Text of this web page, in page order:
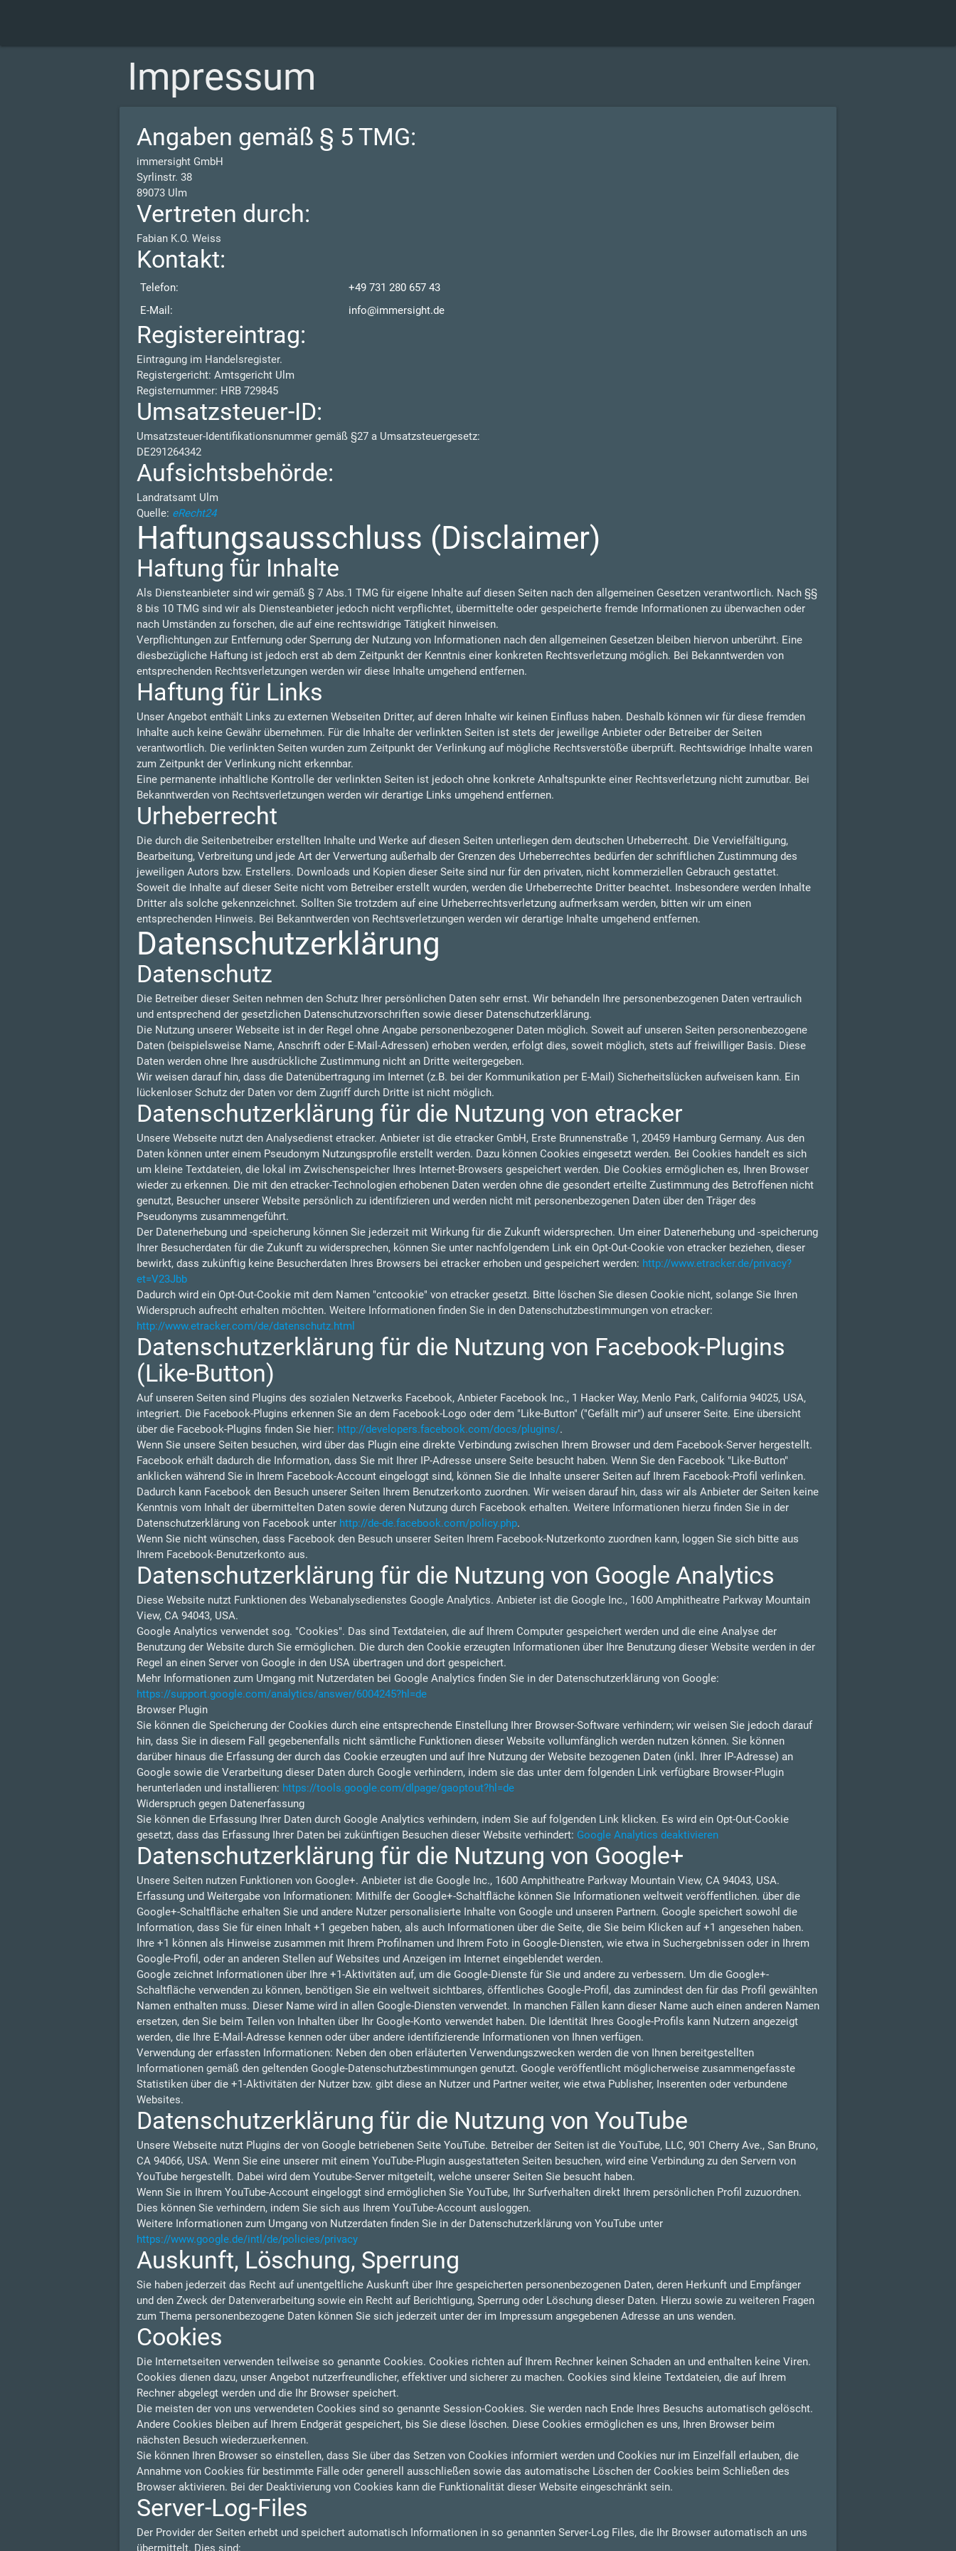
Impressum
Angaben gemäß § 5 TMG:
immersight GmbH
Syrlinstr. 38
89073 Ulm
Vertreten durch:
Fabian K.O. Weiss
Kontakt:
Telefon:
+49 731 280 657 43
E-Mail:
info@immersight.de
Registereintrag:
Eintragung im Handelsregister.
Registergericht: Amtsgericht Ulm
Registernummer: HRB 729845
Umsatzsteuer-ID:
Umsatzsteuer-Identifikationsnummer gemäß §27 a Umsatzsteuergesetz:
DE291264342
Aufsichtsbehörde:
Landratsamt Ulm
Quelle: eRecht24
Haftungsausschluss (Disclaimer)
Haftung für Inhalte
Als Diensteanbieter sind wir gemäß § 7 Abs.1 TMG für eigene Inhalte auf diesen Seiten nach den allgemeinen Gesetzen verantwortlich. Nach §§
8 bis 10 TMG sind wir als Diensteanbieter jedoch nicht verpflichtet, übermittelte oder gespeicherte fremde Informationen zu überwachen oder
nach Umständen zu forschen, die auf eine rechtswidrige Tätigkeit hinweisen.
Verpflichtungen zur Entfernung oder Sperrung der Nutzung von Informationen nach den allgemeinen Gesetzen bleiben hiervon unberührt. Eine
diesbezügliche Haftung ist jedoch erst ab dem Zeitpunkt der Kenntnis einer konkreten Rechtsverletzung möglich. Bei Bekanntwerden von
entsprechenden Rechtsverletzungen werden wir diese Inhalte umgehend entfernen.
Haftung für Links
Unser Angebot enthält Links zu externen Webseiten Dritter, auf deren Inhalte wir keinen Einfluss haben. Deshalb können wir für diese fremden
Inhalte auch keine Gewähr übernehmen. Für die Inhalte der verlinkten Seiten ist stets der jeweilige Anbieter oder Betreiber der Seiten
verantwortlich. Die verlinkten Seiten wurden zum Zeitpunkt der Verlinkung auf mögliche Rechtsverstöße überprüft. Rechtswidrige Inhalte waren
zum Zeitpunkt der Verlinkung nicht erkennbar.
Eine permanente inhaltliche Kontrolle der verlinkten Seiten ist jedoch ohne konkrete Anhaltspunkte einer Rechtsverletzung nicht zumutbar. Bei
Bekanntwerden von Rechtsverletzungen werden wir derartige Links umgehend entfernen.
Urheberrecht
Die durch die Seitenbetreiber erstellten Inhalte und Werke auf diesen Seiten unterliegen dem deutschen Urheberrecht. Die Vervielfältigung,
Bearbeitung, Verbreitung und jede Art der Verwertung außerhalb der Grenzen des Urheberrechtes bedürfen der schriftlichen Zustimmung des
jeweiligen Autors bzw. Erstellers. Downloads und Kopien dieser Seite sind nur für den privaten, nicht kommerziellen Gebrauch gestattet.
Soweit die Inhalte auf dieser Seite nicht vom Betreiber erstellt wurden, werden die Urheberrechte Dritter beachtet. Insbesondere werden Inhalte
Dritter als solche gekennzeichnet. Sollten Sie trotzdem auf eine Urheberrechtsverletzung aufmerksam werden, bitten wir um einen
entsprechenden Hinweis. Bei Bekanntwerden von Rechtsverletzungen werden wir derartige Inhalte umgehend entfernen.
Datenschutzerklärung
Datenschutz
Die Betreiber dieser Seiten nehmen den Schutz Ihrer persönlichen Daten sehr ernst. Wir behandeln Ihre personenbezogenen Daten vertraulich
und entsprechend der gesetzlichen Datenschutzvorschriften sowie dieser Datenschutzerklärung.
Die Nutzung unserer Webseite ist in der Regel ohne Angabe personenbezogener Daten möglich. Soweit auf unseren Seiten personenbezogene
Daten (beispielsweise Name, Anschrift oder E-Mail-Adressen) erhoben werden, erfolgt dies, soweit möglich, stets auf freiwilliger Basis. Diese
Daten werden ohne Ihre ausdrückliche Zustimmung nicht an Dritte weitergegeben.
Wir weisen darauf hin, dass die Datenübertragung im Internet (z.B. bei der Kommunikation per E-Mail) Sicherheitslücken aufweisen kann. Ein
lückenloser Schutz der Daten vor dem Zugriff durch Dritte ist nicht möglich.
Datenschutzerklärung für die Nutzung von etracker
Unsere Webseite nutzt den Analysedienst etracker. Anbieter ist die etracker GmbH, Erste Brunnenstraße 1, 20459 Hamburg Germany. Aus den
Daten können unter einem Pseudonym Nutzungsprofile erstellt werden. Dazu können Cookies eingesetzt werden. Bei Cookies handelt es sich
um kleine Textdateien, die lokal im Zwischenspeicher Ihres Internet-Browsers gespeichert werden. Die Cookies ermöglichen es, Ihren Browser
wieder zu erkennen. Die mit den etracker-Technologien erhobenen Daten werden ohne die gesondert erteilte Zustimmung des Betroffenen nicht
genutzt, Besucher unserer Website persönlich zu identifizieren und werden nicht mit personenbezogenen Daten über den Träger des
Pseudonyms zusammengeführt.
Der Datenerhebung und -speicherung können Sie jederzeit mit Wirkung für die Zukunft widersprechen. Um einer Datenerhebung und -speicherung
Ihrer Besucherdaten für die Zukunft zu widersprechen, können Sie unter nachfolgendem Link ein Opt-Out-Cookie von etracker beziehen, dieser
bewirkt, dass zukünftig keine Besucherdaten Ihres Browsers bei etracker erhoben und gespeichert werden: http://www.etracker.de/privacy?
et=V23Jbb
Dadurch wird ein Opt-Out-Cookie mit dem Namen "cntcookie" von etracker gesetzt. Bitte löschen Sie diesen Cookie nicht, solange Sie Ihren
Widerspruch aufrecht erhalten möchten. Weitere Informationen finden Sie in den Datenschutzbestimmungen von etracker:
http://www.etracker.com/de/datenschutz.html
Datenschutzerklärung für die Nutzung von Facebook-Plugins
(Like-Button)
Auf unseren Seiten sind Plugins des sozialen Netzwerks Facebook, Anbieter Facebook Inc., 1 Hacker Way, Menlo Park, California 94025, USA,
integriert. Die Facebook-Plugins erkennen Sie an dem Facebook-Logo oder dem "Like-Button" ("Gefällt mir") auf unserer Seite. Eine übersicht
über die Facebook-Plugins finden Sie hier: http://developers.facebook.com/docs/plugins/.
Wenn Sie unsere Seiten besuchen, wird über das Plugin eine direkte Verbindung zwischen Ihrem Browser und dem Facebook-Server hergestellt.
Facebook erhält dadurch die Information, dass Sie mit Ihrer IP-Adresse unsere Seite besucht haben. Wenn Sie den Facebook "Like-Button"
anklicken während Sie in Ihrem Facebook-Account eingeloggt sind, können Sie die Inhalte unserer Seiten auf Ihrem Facebook-Profil verlinken.
Dadurch kann Facebook den Besuch unserer Seiten Ihrem Benutzerkonto zuordnen. Wir weisen darauf hin, dass wir als Anbieter der Seiten keine
Kenntnis vom Inhalt der übermittelten Daten sowie deren Nutzung durch Facebook erhalten. Weitere Informationen hierzu finden Sie in der
Datenschutzerklärung von Facebook unter http://de-de.facebook.com/policy.php.
Wenn Sie nicht wünschen, dass Facebook den Besuch unserer Seiten Ihrem Facebook-Nutzerkonto zuordnen kann, loggen Sie sich bitte aus
Ihrem Facebook-Benutzerkonto aus.
Datenschutzerklärung für die Nutzung von Google Analytics
Diese Website nutzt Funktionen des Webanalysedienstes Google Analytics. Anbieter ist die Google Inc., 1600 Amphitheatre Parkway Mountain
View, CA 94043, USA.
Google Analytics verwendet sog. "Cookies". Das sind Textdateien, die auf Ihrem Computer gespeichert werden und die eine Analyse der
Benutzung der Website durch Sie ermöglichen. Die durch den Cookie erzeugten Informationen über Ihre Benutzung dieser Website werden in der
Regel an einen Server von Google in den USA übertragen und dort gespeichert.
Mehr Informationen zum Umgang mit Nutzerdaten bei Google Analytics finden Sie in der Datenschutzerklärung von Google:
https://support.google.com/analytics/answer/6004245?hl=de
Browser Plugin
Sie können die Speicherung der Cookies durch eine entsprechende Einstellung Ihrer Browser-Software verhindern; wir weisen Sie jedoch darauf
hin, dass Sie in diesem Fall gegebenenfalls nicht sämtliche Funktionen dieser Website vollumfänglich werden nutzen können. Sie können
darüber hinaus die Erfassung der durch das Cookie erzeugten und auf Ihre Nutzung der Website bezogenen Daten (inkl. Ihrer IP-Adresse) an
Google sowie die Verarbeitung dieser Daten durch Google verhindern, indem sie das unter dem folgenden Link verfügbare Browser-Plugin
herunterladen und installieren: https://tools.google.com/dlpage/gaoptout?hl=de
Widerspruch gegen Datenerfassung
Sie können die Erfassung Ihrer Daten durch Google Analytics verhindern, indem Sie auf folgenden Link klicken. Es wird ein Opt-Out-Cookie
gesetzt, dass das Erfassung Ihrer Daten bei zukünftigen Besuchen dieser Website verhindert: Google Analytics deaktivieren
Datenschutzerklärung für die Nutzung von Google+
Unsere Seiten nutzen Funktionen von Google+. Anbieter ist die Google Inc., 1600 Amphitheatre Parkway Mountain View, CA 94043, USA.
Erfassung und Weitergabe von Informationen: Mithilfe der Google+-Schaltfläche können Sie Informationen weltweit veröffentlichen. über die
Google+-Schaltfläche erhalten Sie und andere Nutzer personalisierte Inhalte von Google und unseren Partnern. Google speichert sowohl die
Information, dass Sie für einen Inhalt +1 gegeben haben, als auch Informationen über die Seite, die Sie beim Klicken auf +1 angesehen haben.
Ihre +1 können als Hinweise zusammen mit Ihrem Profilnamen und Ihrem Foto in Google-Diensten, wie etwa in Suchergebnissen oder in Ihrem
Google-Profil, oder an anderen Stellen auf Websites und Anzeigen im Internet eingeblendet werden.
Google zeichnet Informationen über Ihre +1-Aktivitäten auf, um die Google-Dienste für Sie und andere zu verbessern. Um die Google+-
Schaltfläche verwenden zu können, benötigen Sie ein weltweit sichtbares, öffentliches Google-Profil, das zumindest den für das Profil gewählten
Namen enthalten muss. Dieser Name wird in allen Google-Diensten verwendet. In manchen Fällen kann dieser Name auch einen anderen Namen
ersetzen, den Sie beim Teilen von Inhalten über Ihr Google-Konto verwendet haben. Die Identität Ihres Google-Profils kann Nutzern angezeigt
werden, die Ihre E-Mail-Adresse kennen oder über andere identifizierende Informationen von Ihnen verfügen.
Verwendung der erfassten Informationen: Neben den oben erläuterten Verwendungszwecken werden die von Ihnen bereitgestellten
Informationen gemäß den geltenden Google-Datenschutzbestimmungen genutzt. Google veröffentlicht möglicherweise zusammengefasste
Statistiken über die +1-Aktivitäten der Nutzer bzw. gibt diese an Nutzer und Partner weiter, wie etwa Publisher, Inserenten oder verbundene
Websites.
Datenschutzerklärung für die Nutzung von YouTube
Unsere Webseite nutzt Plugins der von Google betriebenen Seite YouTube. Betreiber der Seiten ist die YouTube, LLC, 901 Cherry Ave., San Bruno,
CA 94066, USA. Wenn Sie eine unserer mit einem YouTube-Plugin ausgestatteten Seiten besuchen, wird eine Verbindung zu den Servern von
YouTube hergestellt. Dabei wird dem Youtube-Server mitgeteilt, welche unserer Seiten Sie besucht haben.
Wenn Sie in Ihrem YouTube-Account eingeloggt sind ermöglichen Sie YouTube, Ihr Surfverhalten direkt Ihrem persönlichen Profil zuzuordnen.
Dies können Sie verhindern, indem Sie sich aus Ihrem YouTube-Account ausloggen.
Weitere Informationen zum Umgang von Nutzerdaten finden Sie in der Datenschutzerklärung von YouTube unter
https://www.google.de/intl/de/policies/privacy
Auskunft, Löschung, Sperrung
Sie haben jederzeit das Recht auf unentgeltliche Auskunft über Ihre gespeicherten personenbezogenen Daten, deren Herkunft und Empfänger
und den Zweck der Datenverarbeitung sowie ein Recht auf Berichtigung, Sperrung oder Löschung dieser Daten. Hierzu sowie zu weiteren Fragen
zum Thema personenbezogene Daten können Sie sich jederzeit unter der im Impressum angegebenen Adresse an uns wenden.
Cookies
Die Internetseiten verwenden teilweise so genannte Cookies. Cookies richten auf Ihrem Rechner keinen Schaden an und enthalten keine Viren.
Cookies dienen dazu, unser Angebot nutzerfreundlicher, effektiver und sicherer zu machen. Cookies sind kleine Textdateien, die auf Ihrem
Rechner abgelegt werden und die Ihr Browser speichert.
Die meisten der von uns verwendeten Cookies sind so genannte Session-Cookies. Sie werden nach Ende Ihres Besuchs automatisch gelöscht.
Andere Cookies bleiben auf Ihrem Endgerät gespeichert, bis Sie diese löschen. Diese Cookies ermöglichen es uns, Ihren Browser beim
nächsten Besuch wiederzuerkennen.
Sie können Ihren Browser so einstellen, dass Sie über das Setzen von Cookies informiert werden und Cookies nur im Einzelfall erlauben, die
Annahme von Cookies für bestimmte Fälle oder generell ausschließen sowie das automatische Löschen der Cookies beim Schließen des
Browser aktivieren. Bei der Deaktivierung von Cookies kann die Funktionalität dieser Website eingeschränkt sein.
Server-Log-Files
Der Provider der Seiten erhebt und speichert automatisch Informationen in so genannten Server-Log Files, die Ihr Browser automatisch an uns
übermittelt. Dies sind: